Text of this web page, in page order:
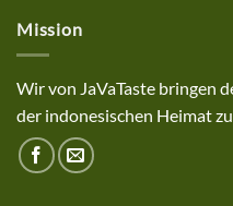
Mission
Wir von JaVaTaste bringen
der indonesischen Heimat